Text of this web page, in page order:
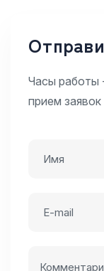
Часы работы
прием